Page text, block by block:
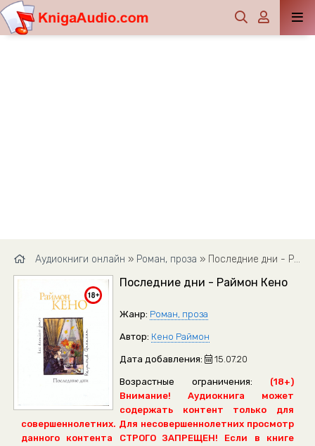
Аудиокниги онлайн » Роман, проза » Последние дни - Раймон Кено
Последние дни - Раймон Кено
Жанр: Роман, проза
Автор: Кено Раймон
Дата добавления: 15.07.20
Возрастные ограничения:
(18+)
Внимание! Аудиокнига может
содержать контент только для
совершеннолетних. Для несовершеннолетних просмотр
данного контента СТРОГО ЗАПРЕЩЕН! Если в книге